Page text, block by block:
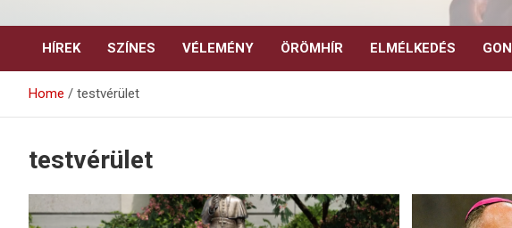
egyhaz.ma
HÍREK SZÍNES VÉLEMÉNY ÖRÖMHÍR ELMÉLKEDÉS
Home testvérület
testvérület